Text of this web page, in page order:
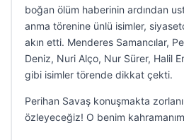
boğan ölüm haberinin ardından
anma törenine ünlü isimler,
akın etti. Menderes Samancılar,
Deniz, Nuri Alço, Nur Sürer, Halil
gibi isimler törende dikkat çekti.
Perihan Savaş konuşmakta
özleyeceğiz! O benim